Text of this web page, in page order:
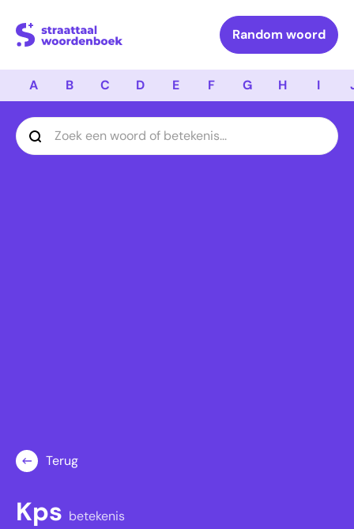
Logo Straattaal Woordenboek
Random woord
A B C D E F G H I
Terug
Kps betekenis